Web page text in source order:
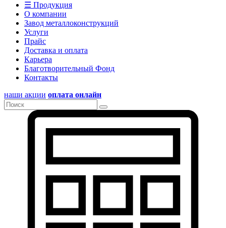
☰ Продукция
О компании
Завод металлоконструкций
Услуги
Прайс
Доставка и оплата
Карьера
Благотворительный Фонд
Контакты
наши акции оплата онлайн